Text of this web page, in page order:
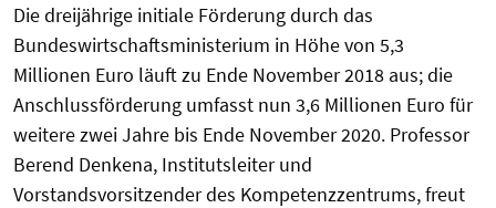
Die dreijährige initiale Förderung durch das
Bundeswirtschaftsministerium in Höhe von 5,3
Millionen Euro läuft zu Ende November 2018 aus; die
Anschlussförderung umfasst nun 3,6 Millionen Euro für
weitere zwei Jahre bis Ende November 2020. Professor
Berend Denkena, Institutsleiter und
Vorstandsvorsitzender des Kompetenzzentrums, freut